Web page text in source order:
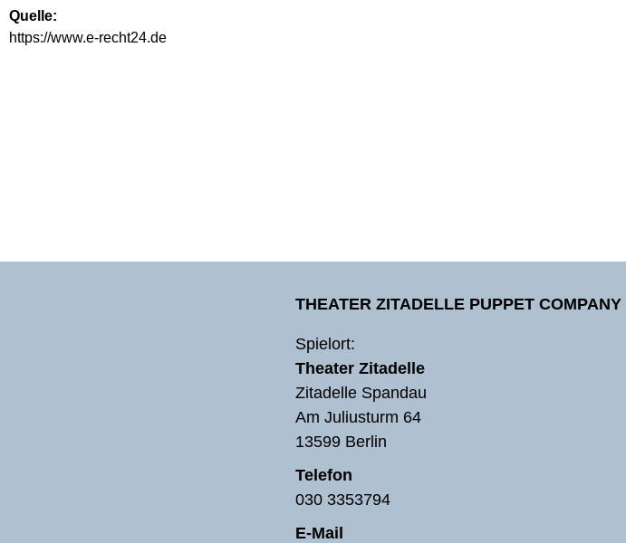
Quelle:
https://www.e-recht24.de
THEATER ZITADELLE PUPPET COMPANY
Spielort:
Theater Zitadelle
Zitadelle Spandau
Am Juliusturm 64
13599 Berlin
Telefon
030 3353794
E-Mail